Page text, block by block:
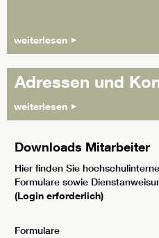
weiterlesen
Adressen und
weiterlesen
Downloads Mitarbeiter
Hier finden Sie
Formulare sowie
(Login erforderlich)
Formulare